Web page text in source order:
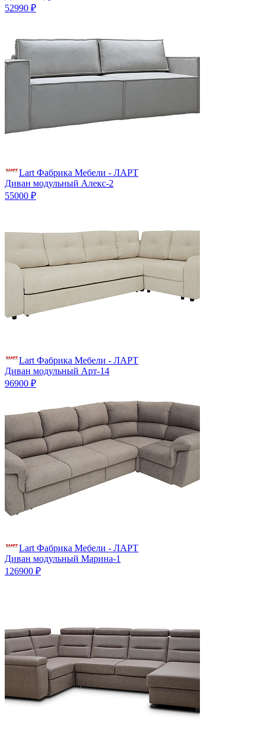
52990 ₽
Lart Фабрика Мебели - ЛАРТ
Диван модульный Алекс-2
55000 ₽
Lart Фабрика Мебели - ЛАРТ
Диван модульный Арт-14
96900 ₽
Lart Фабрика Мебели - ЛАРТ
Диван модульный Марина-1
126900 ₽